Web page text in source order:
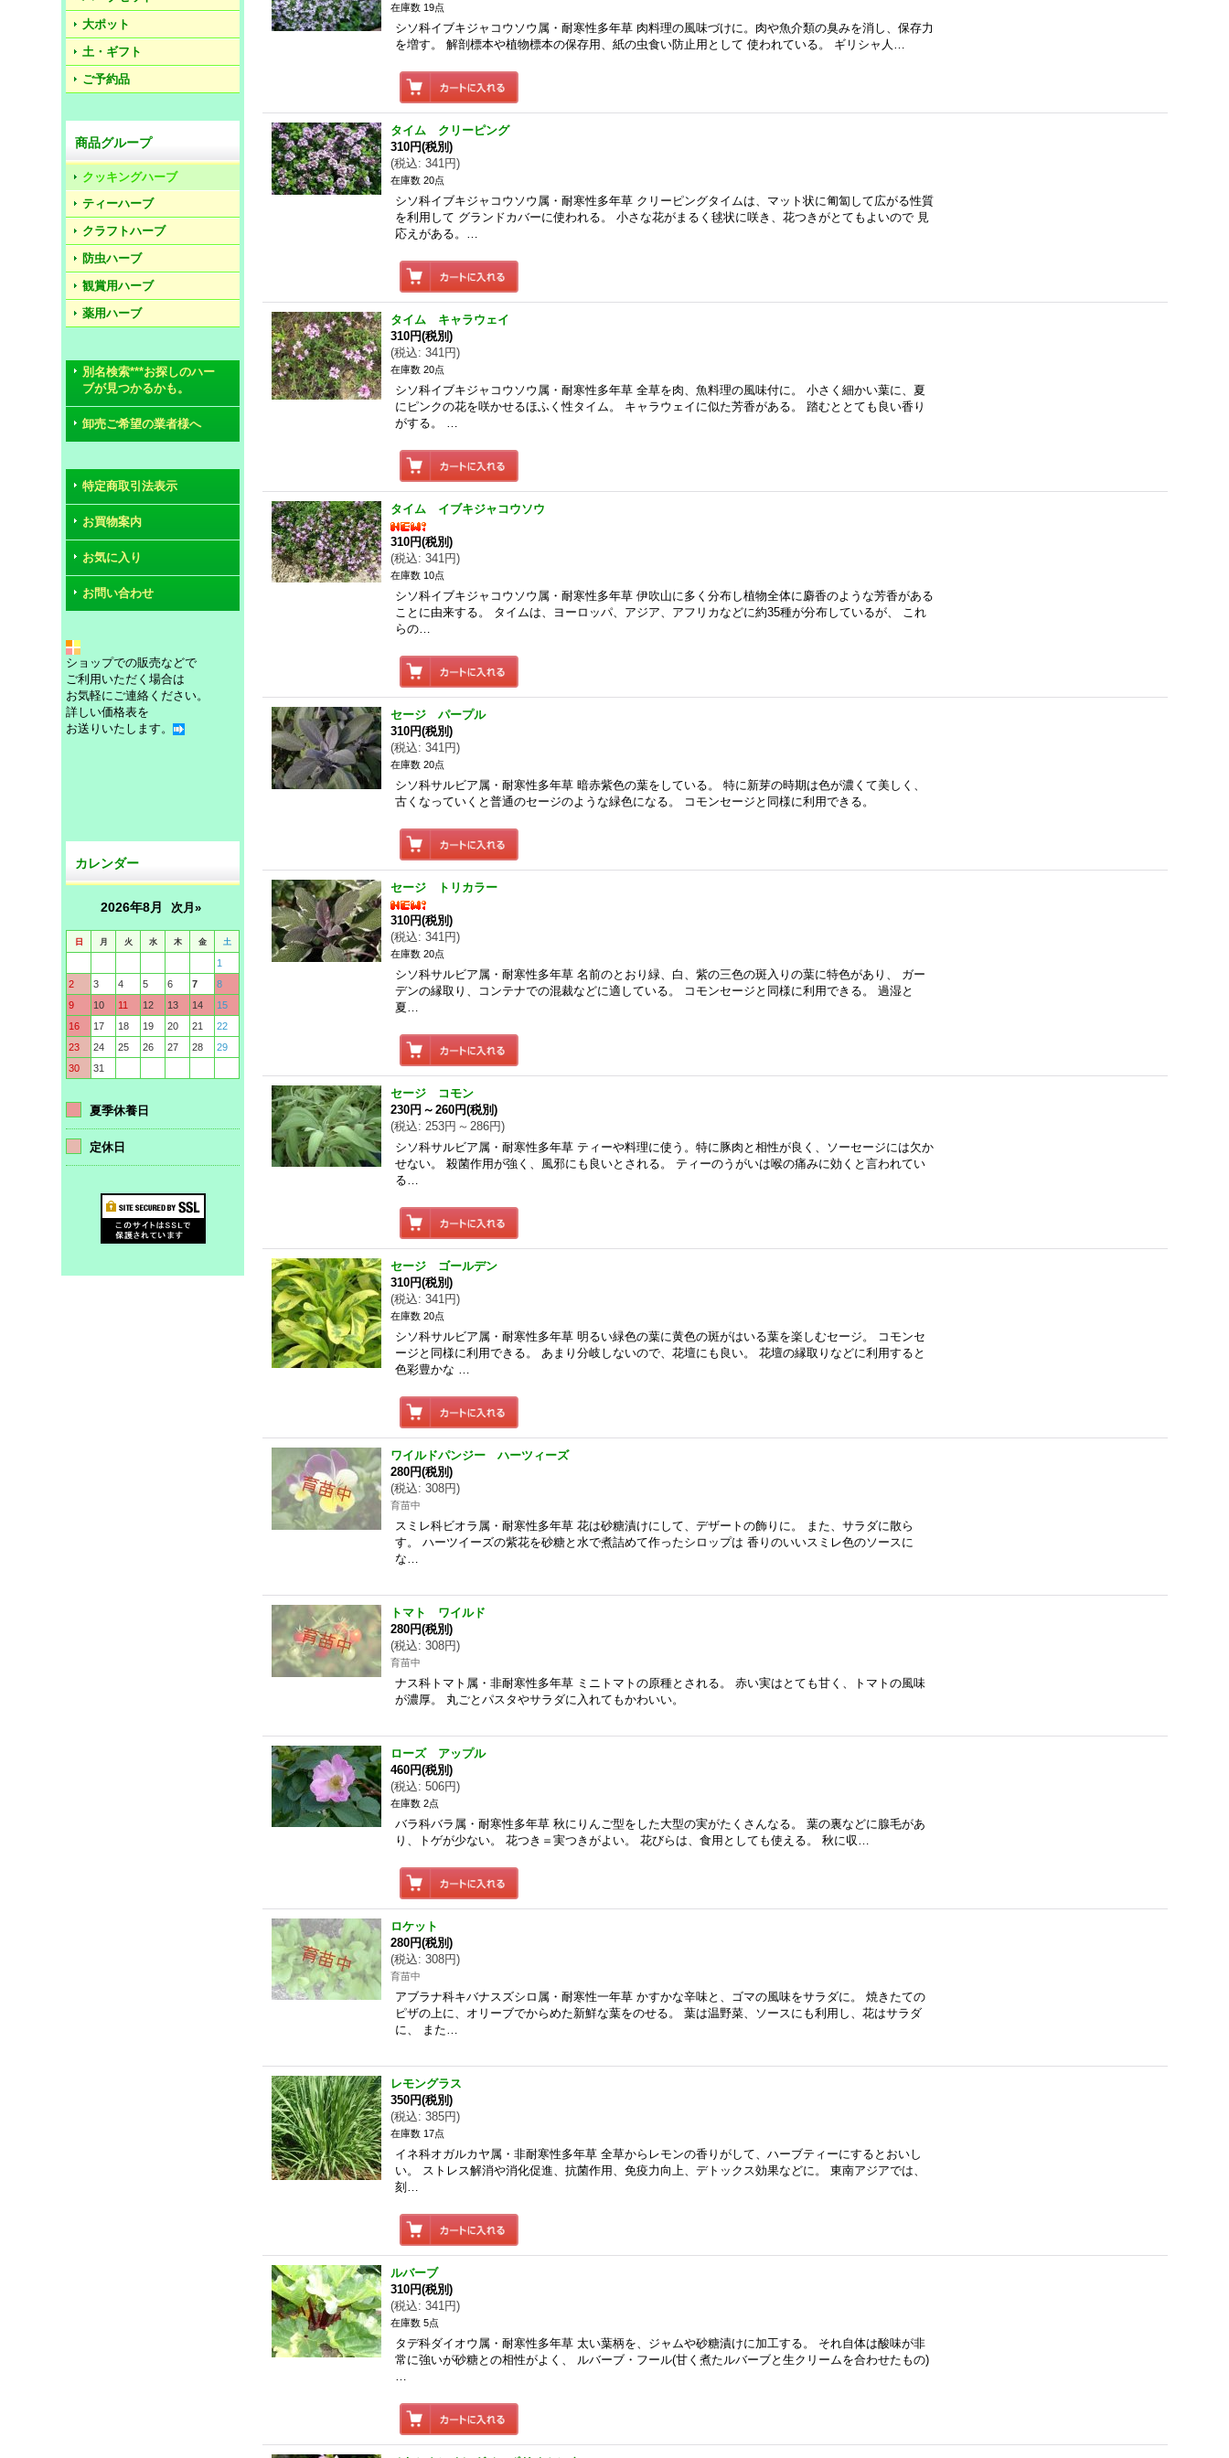
大ポット
土・ギフト
ご予約品
商品グループ
クッキングハーブ
ティーハーブ
クラフトハーブ
防虫ハーブ
観賞用ハーブ
薬用ハーブ
別名検索***お探しのハー
ブが見つかるかも。
卸売ご希望の業者様へ
特定商取引法表示
お買物案内
お気に入り
お問い合わせ
ショップでの販売などで
ご利用いただく場合は
お気軽にご連絡ください。
詳しい価格表を
お送りいたします。
カレンダー
2026年8月 次月»
日 月 火 水 木 金 土
1
2
3 4 5 6 7
8
9
10 11 12 13 14
15
16
17 18 19 20 21
22
23
24 25 26 27 28
29
30
31
夏季休養日
定休日
在庫数 19点
シソ科イブキジャコウソウ属・耐寒性多年草 肉料理の風味づけに。肉や魚介類の臭みを消し、保存力
を増す。 解剖標本や植物標本の保存用、紙の虫食い防止用として 使われている。 ギリシャ人…
タイム クリーピング
310円(税別)
(税込: 341円)
在庫数 20点
シソ科イブキジャコウソウ属・耐寒性多年草 クリーピングタイムは、マット状に匍匐して広がる性質
を利用して グランドカバーに使われる。 小さな花がまるく毬状に咲き、花つきがとてもよいので 見
応えがある。…
タイム キャラウェイ
310円(税別)
(税込: 341円)
在庫数 20点
シソ科イブキジャコウソウ属・耐寒性多年草 全草を肉、魚料理の風味付に。 小さく細かい葉に、夏
にピンクの花を咲かせるほふく性タイム。 キャラウェイに似た芳香がある。 踏むととても良い香り
がする。 …
タイム イブキジャコウソウ
310円(税別)
(税込: 341円)
在庫数 10点
シソ科イブキジャコウソウ属・耐寒性多年草 伊吹山に多く分布し植物全体に麝香のような芳香がある
ことに由来する。 タイムは、ヨーロッパ、アジア、アフリカなどに約35種が分布しているが、 これ
らの…
セージ パープル
310円(税別)
(税込: 341円)
在庫数 20点
シソ科サルビア属・耐寒性多年草 暗赤紫色の葉をしている。 特に新芽の時期は色が濃くて美しく、
古くなっていくと普通のセージのような緑色になる。 コモンセージと同様に利用できる。
セージ トリカラー
310円(税別)
(税込: 341円)
在庫数 20点
シソ科サルビア属・耐寒性多年草 名前のとおり緑、白、紫の三色の斑入りの葉に特色があり、 ガー
デンの縁取り、コンテナでの混裁などに適している。 コモンセージと同様に利用できる。 過湿と
夏…
セージ コモン
230円 ～ 260円(税別)
(税込: 253円 ～ 286円)
シソ科サルビア属・耐寒性多年草 ティーや料理に使う。特に豚肉と相性が良く、ソーセージには欠か
せない。 殺菌作用が強く、風邪にも良いとされる。 ティーのうがいは喉の痛みに効くと言われてい
る…
セージ ゴールデン
310円(税別)
(税込: 341円)
在庫数 20点
シソ科サルビア属・耐寒性多年草 明るい緑色の葉に黄色の斑がはいる葉を楽しむセージ。 コモンセ
ージと同様に利用できる。 あまり分岐しないので、花壇にも良い。 花壇の縁取りなどに利用すると
色彩豊かな …
ワイルドパンジー ハーツィーズ
280円(税別)
(税込: 308円)
育苗中
スミレ科ビオラ属・耐寒性多年草 花は砂糖漬けにして、デザートの飾りに。 また、サラダに散ら
す。 ハーツイーズの紫花を砂糖と水で煮詰めて作ったシロップは 香りのいいスミレ色のソースに
な…
トマト ワイルド
280円(税別)
(税込: 308円)
育苗中
ナス科トマト属・非耐寒性多年草 ミニトマトの原種とされる。 赤い実はとても甘く、トマトの風味
が濃厚。 丸ごとパスタやサラダに入れてもかわいい。
ローズ アップル
460円(税別)
(税込: 506円)
在庫数 2点
バラ科バラ属・耐寒性多年草 秋にりんご型をした大型の実がたくさんなる。 葉の裏などに腺毛があ
り、トゲが少ない。 花つき＝実つきがよい。 花びらは、食用としても使える。 秋に収…
ロケット
280円(税別)
(税込: 308円)
育苗中
アブラナ科キバナスズシロ属・耐寒性一年草 かすかな辛味と、ゴマの風味をサラダに。 焼きたての
ピザの上に、オリーブでからめた新鮮な葉をのせる。 葉は温野菜、ソースにも利用し、花はサラダ
に、 また…
レモングラス
350円(税別)
(税込: 385円)
在庫数 17点
イネ科オガルカヤ属・非耐寒性多年草 全草からレモンの香りがして、ハーブティーにするとおいし
い。 ストレス解消や消化促進、抗菌作用、免疫力向上、デトックス効果などに。 東南アジアでは、
刻…
ルバーブ
310円(税別)
(税込: 341円)
在庫数 5点
タデ科ダイオウ属・耐寒性多年草 太い葉柄を、ジャムや砂糖漬けに加工する。 それ自体は酸味が非
常に強いが砂糖との相性がよく、 ルバーブ・フール(甘く煮たルバーブと生クリームを合わせたもの)
…